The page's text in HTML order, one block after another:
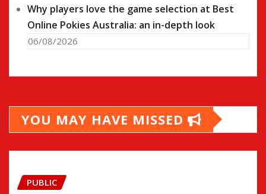
Why players love the game selection at Best
Online Pokies Australia: an in-depth look
06/08/2026
YOU MAY HAVE MISSED
PUBLIC